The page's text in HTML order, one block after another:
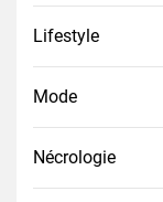
Lifestyle
Mode
Nécrologie